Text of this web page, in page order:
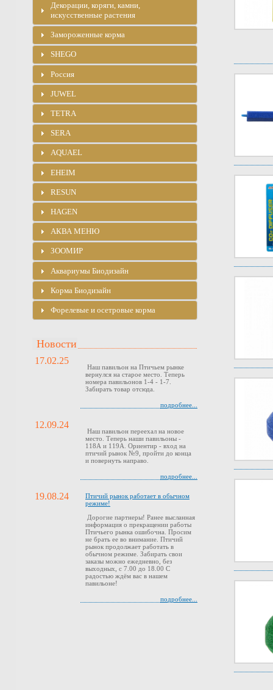
Декорации, коряги, камни,
искусственные растения
Замороженные корма
SHEGO
Россия
JUWEL
TETRA
SERA
AQUAEL
EHEIM
RESUN
HAGEN
АКВА МЕНЮ
ЗООМИР
Аквариумы Биодизайн
Корма Биодизайн
Форелевые и осетровые корма
Новости
17.02.25
Наш павильон на Птичьем рынке
вернулся на старое место. Теперь
номера павильонов 1-4 - 1-7.
Забирать товар отсюда.
подробнее...
12.09.24
Наш павильон переехал на новое
место. Теперь наши павильоны -
118А и 119А. Ориентир - вход на
птичий рынок №9, пройти до конца
и повернуть направо.
подробнее...
19.08.24
Птичий рынок работает в обычном
режиме!
Дорогие партнеры! Ранее высланная
информация о прекращении работы
Птичьего рынка ошибочна. Просим
не брать ее во внимание. Птичий
рынок продолжает работать в
обычном режиме. Забирать свои
заказы можно ежедневно, без
выходных, с 7.00 до 18.00 С
радостью ждём вас в нашем
павильоне!
подробнее...